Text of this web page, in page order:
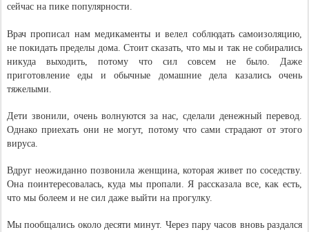
сейчас на пике популярности.
Врач прописал нам медикаменты и велел соблюдать самоизоляцию,
не покидать пределы дома. Стоит сказать, что мы и так не собирались
никуда выходить, потому что сил совсем не было. Даже
приготовление еды и обычные домашние дела казались очень
тяжелыми.
Дети звонили, очень волнуются за нас, сделали денежный перевод.
Однако приехать они не могут, потому что сами страдают от этого
вируса.
Вдруг неожиданно позвонила женщина, которая живет по соседству.
Она поинтересовалась, куда мы пропали. Я рассказала все, как есть,
что мы болеем и не сил даже выйти на прогулку.
Мы пообщались около десяти минут. Через пару часов вновь раздался